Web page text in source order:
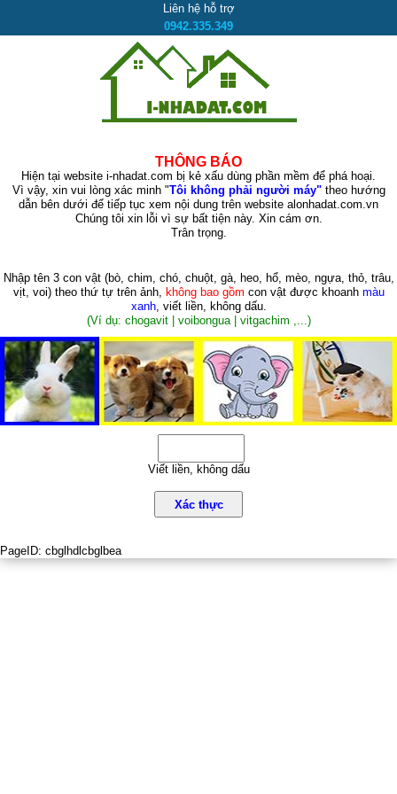
Liên hệ hỗ trợ
0942.335.349
THÔNG BÁO
Hiện tại website i-nhadat.com bị kẻ xấu dùng phần mềm để phá hoại.
Vì vậy, xin vui lòng xác minh "Tôi không phải người máy"theo hướng
dẫn bên dưới để tiếp tục xem nội dung trên website alonhadat.com.vn
Chúng tôi xin lỗi vì sự bất tiện này. Xin cám ơn.
Trân trọng.
Nhập tên 3 con vật (bò, chim, chó, chuột, gà, heo, hổ, mèo, ngựa, thỏ, trâu,
vịt, voi)theo thứ tự trên ảnh, không bao gồm con vật được khoanh màu
xanh, viết liền, không dấu.
(Ví dụ: chogavit | voibongua | vitgachim ,...)
Viết liền, không dấu
Xác thực
PageID: cbglhdlcbglbea